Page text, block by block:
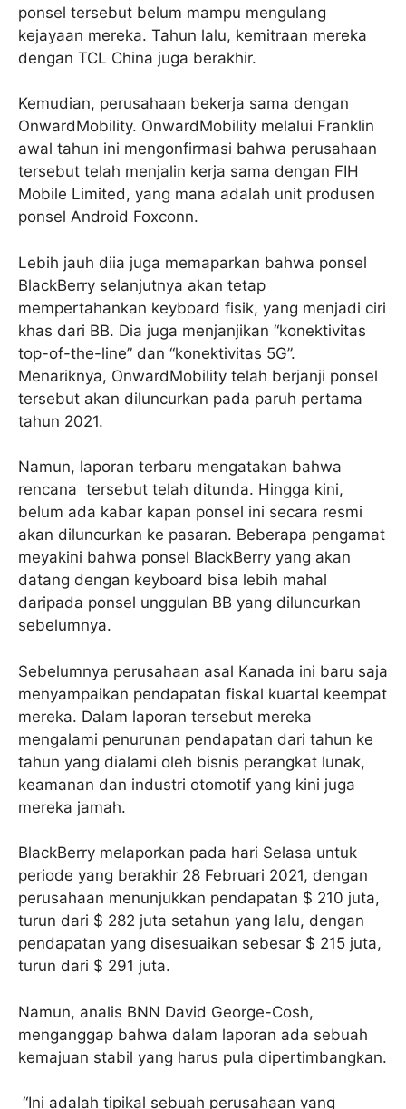
ponsel tersebut belum mampu mengulang
kejayaan mereka. Tahun lalu, kemitraan mereka
dengan TCL China juga berakhir.
Kemudian, perusahaan bekerja sama dengan
OnwardMobility. OnwardMobility melalui Franklin
awal tahun ini mengonfirmasi bahwa perusahaan
tersebut telah menjalin kerja sama dengan FIH
Mobile Limited, yang mana adalah unit produsen
ponsel Android Foxconn.
Lebih jauh diia juga memaparkan bahwa ponsel
BlackBerry selanjutnya akan tetap
mempertahankan keyboard fisik, yang menjadi ciri
khas dari BB. Dia juga menjanjikan “konektivitas
top-of-the-line” dan “konektivitas 5G”.
Menariknya, OnwardMobility telah berjanji ponsel
tersebut akan diluncurkan pada paruh pertama
tahun 2021.
Namun, laporan terbaru mengatakan bahwa
rencana tersebut telah ditunda. Hingga kini,
belum ada kabar kapan ponsel ini secara resmi
akan diluncurkan ke pasaran. Beberapa pengamat
meyakini bahwa ponsel BlackBerry yang akan
datang dengan keyboard bisa lebih mahal
daripada ponsel unggulan BB yang diluncurkan
sebelumnya.
Sebelumnya perusahaan asal Kanada ini baru saja
menyampaikan pendapatan fiskal kuartal keempat
mereka. Dalam laporan tersebut mereka
mengalami penurunan pendapatan dari tahun ke
tahun yang dialami oleh bisnis perangkat lunak,
keamanan dan industri otomotif yang kini juga
mereka jamah.
BlackBerry melaporkan pada hari Selasa untuk
periode yang berakhir 28 Februari 2021, dengan
perusahaan menunjukkan pendapatan $ 210 juta,
turun dari $ 282 juta setahun yang lalu, dengan
pendapatan yang disesuaikan sebesar $ 215 juta,
turun dari $ 291 juta.
Namun, analis BNN David George-Cosh,
menganggap bahwa dalam laporan ada sebuah
kemajuan stabil yang harus pula dipertimbangkan.
“Ini adalah tipikal sebuah perusahaan yang